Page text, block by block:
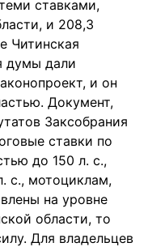
ставками,
и 208,3
Читинская
думы дали
и он
Документ,
Заксобрания
ставки по
до 150 л. с.,
с., мотоциклам,
на уровне
области, то
Для владельцев